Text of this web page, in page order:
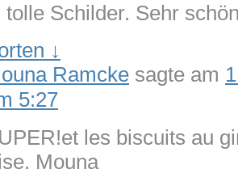
tolle Schilder. Sehr
↓
Ramcke sagte am
5:27
les biscuits au
Mouna